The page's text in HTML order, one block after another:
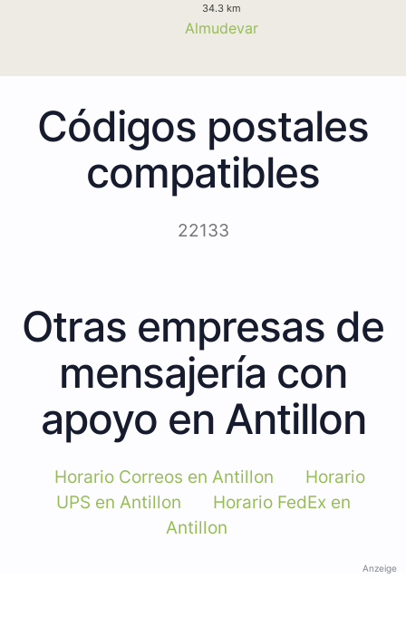
34.3 km
Almudevar
Códigos postales
compatibles
22133
Otras empresas de
mensajería con
apoyo en Antillon
Horario Correos en Antillon
Horario
UPS en Antillon
Horario FedEx en
Antillon
Anzeige